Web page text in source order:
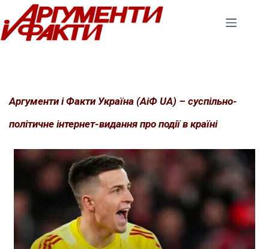
Перейти
до
вмісту
Аргументи і Факти Україна (АіФ UA) – суспільно-
політичне інтернет-видання про події в країні